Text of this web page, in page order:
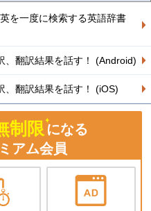
を一度に検索する英語辞書
、翻訳結果を話す！ (Android)
、翻訳結果を話す！ (iOS)
制限になる
アム会員